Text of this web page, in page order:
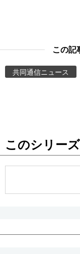
People
この記
共同通信ニュース
このシリー